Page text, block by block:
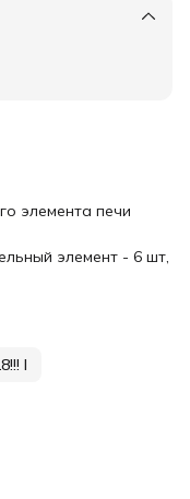
элемента печи
элемент - 6 шт,
I